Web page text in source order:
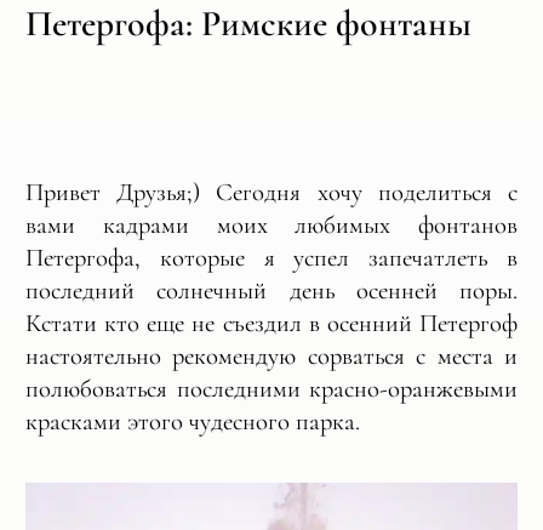
Петергофа: Римские фонтаны
Привет Друзья;) Сегодня хочу поделиться с
вами кадрами моих любимых фонтанов
Петергофа, которые я успел запечатлеть в
последний солнечный день осенней поры.
Кстати кто еще не съездил в осенний Петергоф
настоятельно рекомендую сорваться с места и
полюбоваться последними красно-оранжевыми
красками этого чудесного парка.